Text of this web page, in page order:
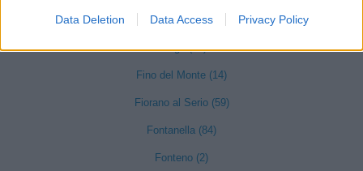
Data Deletion Data Access Privacy Policy
Fara Olivana con Sola (27)
Filago (50)
Fino del Monte (14)
Fiorano al Serio (59)
Fontanella (84)
Fonteno (2)